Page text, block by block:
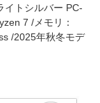
イトシルバー PC-
7 /メモリ：
/2025年秋冬モデ